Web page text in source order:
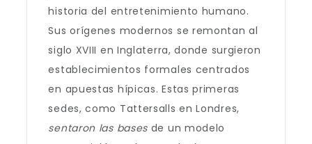
historia del entretenimiento humano.
Sus orígenes modernos se remontan al
siglo XVIII en Inglaterra, donde surgieron
establecimientos formales centrados
en apuestas hípicas. Estas primeras
sedes, como Tattersalls en Londres,
sentaron las bases de un modelo